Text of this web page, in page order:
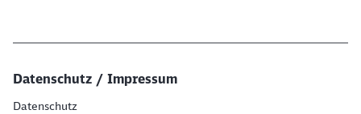
Datenschutz / Impressum
Datenschutz